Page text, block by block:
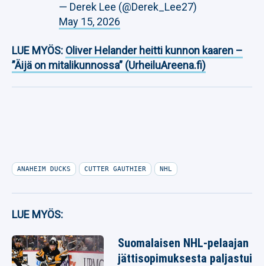
— Derek Lee (@Derek_Lee27)
May 15, 2026
LUE MYÖS: Oliver Helander heitti kunnon kaaren –
”Äijä on mitalikunnossa” (UrheiluAreena.fi)
ANAHEIM DUCKS CUTTER GAUTHIER NHL
LUE MYÖS:
Suomalaisen NHL-pelaajan
jättisopimuksesta paljastui